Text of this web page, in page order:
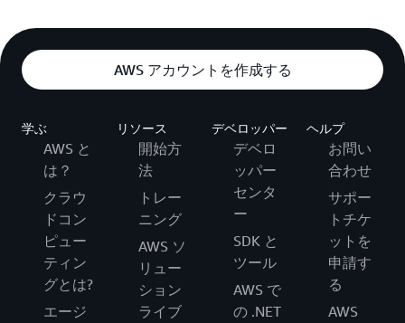
AWS アカウントを作成する
学ぶ
AWS と
は？
クラウ
ドコン
ピュー
ティン
グとは?
エージ
リソース
開始方
法
トレー
ニング
AWS ソ
リュー
ション
ライブ
デベロッパー
デベロ
ッパー
センタ
ー
SDK と
ツール
AWS で
の .NET
ヘルプ
お問い
合わせ
サポー
トチケ
ットを
申請す
る
AWS